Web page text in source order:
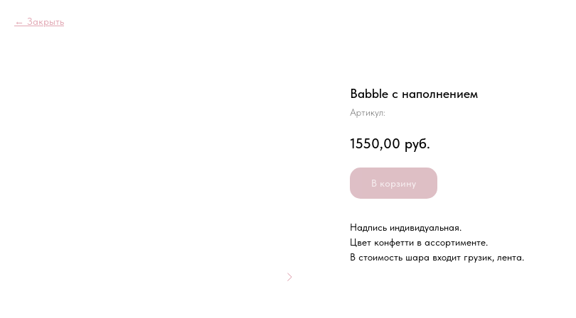
Закрыть
Babble с наполнением
Артикул:
1550,00 руб.
В корзину
Надпись индивидуальная.
Цвет конфетти в ассортименте.
В стоимость шара входит грузик, лента.